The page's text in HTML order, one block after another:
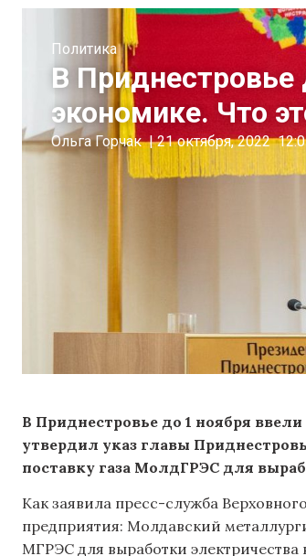
Политика
В
экономике. Что
Ольга Горчак | 21 октября, 2022
В Приднестровье до 1 ноября
утвердил указ главы
поставку газа МолдГРЭС для
Как заявила пресс-служба
предприятия: Молдавский
МГРЭС для выработки электричества